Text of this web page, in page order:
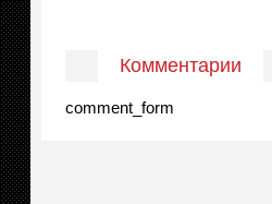
Комментарии
comment_form